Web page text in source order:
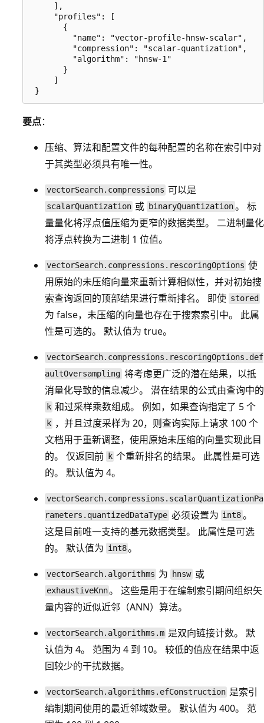
     ],
     "profiles": [
       {
         "name": "vector-profile-hnsw-scalar",
         "compression": "scalar-quantization",
         "algorithm": "hnsw-1"
       }
     ]
要点：
压缩、算法和配置文件的每种配置的名称在索引中对
于其类型必须具有唯一性。
vectorSearch.compressions 可以是
scalarQuantization 或 binaryQuantization。 标
量量化将浮点值压缩为更窄的数据类型。 二进制量化
将浮点转换为二进制 1 位值。
vectorSearch.compressions.rescoringOptions 使
用原始的未压缩向量来重新计算相似性，并对初始搜
索查询返回的顶部结果进行重新排名。 即使 stored
为 false，未压缩的向量也存在于搜索索引中。 此属
性是可选的。 默认值为 true。
vectorSearch.compressions.rescoringOptions.def
aultOversampling 将考虑更广泛的潜在结果，以抵
消量化导致的信息减少。 潜在结果的公式由查询中的
k 和过采样乘数组成。 例如，如果查询指定了 5 个
k ，并且过度采样为 20，则查询实际上请求 100 个
文档用于重新调整，使用原始未压缩的向量实现此目
的。 仅返回前
k 个重新排名的结果。 此属性是可选
的。 默认值为 4。
vectorSearch.compressions.scalarQuantizationPa
rameters.quantizedDataType 必须设置为 int8。
这是目前唯一支持的基元数据类型。 此属性是可选
的。 默认值为 int8。
vectorSearch.algorithms 为 hnsw或
exhaustiveKnn。 这些是用于在编制索引期间组织矢
量内容的近似近邻（ANN）算法。
vectorSearch.algorithms.m 是双向链接计数。 默
认值为 4。 范围为 4 到 10。 较低的值应在结果中返
回较少的干扰数据。
vectorSearch.algorithms.efConstruction 是索引
编制期间使用的最近邻域数量。 默认值为 400。 范